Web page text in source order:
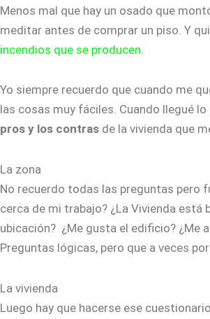
Menos mal que hay un osado que
meditar antes de comprar un piso. Y
incendios que se producen
Yo siempre recuerdo que cuando me
las cosas muy fáciles. Cuando llegué
pros y los contras de la vivienda que
La zona
No recuerdo todas las preguntas pero
cerca de mi trabajo? ¿La Vivienda
ubicación? ¿Me gusta el edificio?
Preguntas lógicas, pero que a veces
La vivienda
Luego hay que hacerse ese